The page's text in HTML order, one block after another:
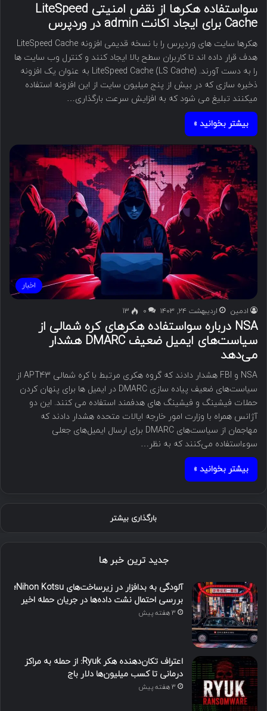
سواستفاده هکرها از نقض امنیتی LiteSpeed
Cache برای ایجاد اکانت admin در وردپرس
هکرها سایت های وردپرس را با نسخه قدیمی افزونه LiteSpeed Cache
هدف قرار داده اند تا کاربران سطح بالا ایجاد کنند و کنترل وب سایت ها
را به دست آورند. LiteSpeed Cache (LS Cache) به عنوان یک افزونه
ذخیره سازی که در بیش از پنج میلیون سایت از این افزونه استفاده
میکنند تبلیغ می شود که به افزایش سرعت بارگذاری…
بیشتر بخوانید »
اخبار
ادمین اردیبهشت ۲۴, ۱۴۰۳ ۰ 13
NSA درباره سواستفاده هکرهای کره شمالی از
سیاست‌های ایمیل ضعیف DMARC هشدار
می‌دهد
NSA و FBI هشدار دادند که گروه هکری مرتبط با کره شمالی APT43 از
سیاست‌های ضعیف پیاده سازی DMARC در ایمیل ها برای پنهان کردن
حملات فیشینگ و فیشینگ های هدفمند استفاده می کنند. این دو
آژانس همراه با وزارت امور خارجه ایالات متحده هشدار دادند که
مهاجمان از سیاست‌های DMARC برای ارسال ایمیل‌های جعلی
سوءاستفاده می‌کنند که به نظر…
بیشتر بخوانید »
بارگذاری بیشتر
جدید ترین خبر ها
آلودگی به بدافزار در زیرساخت‌های Nihon Kotsu؛
بررسی احتمال نشت داده‌ها در جریان حمله اخیر
3 هفته پیش
اعتراف تکان‌دهنده هکر Ryuk: از حمله به مراکز
درمانی تا کسب میلیون‌ها دلار باج
3 هفته پیش